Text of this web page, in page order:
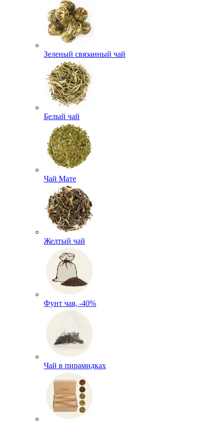
Зеленый связанный чай
Белый чай
Чай Мате
Желтый чай
Фунт чая, -40%
Чай в пирамидках